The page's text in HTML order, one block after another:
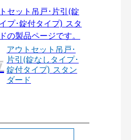
アウトセット吊戸･
片引(錠なしタイプ･
錠付タイプ) スタン
ダード